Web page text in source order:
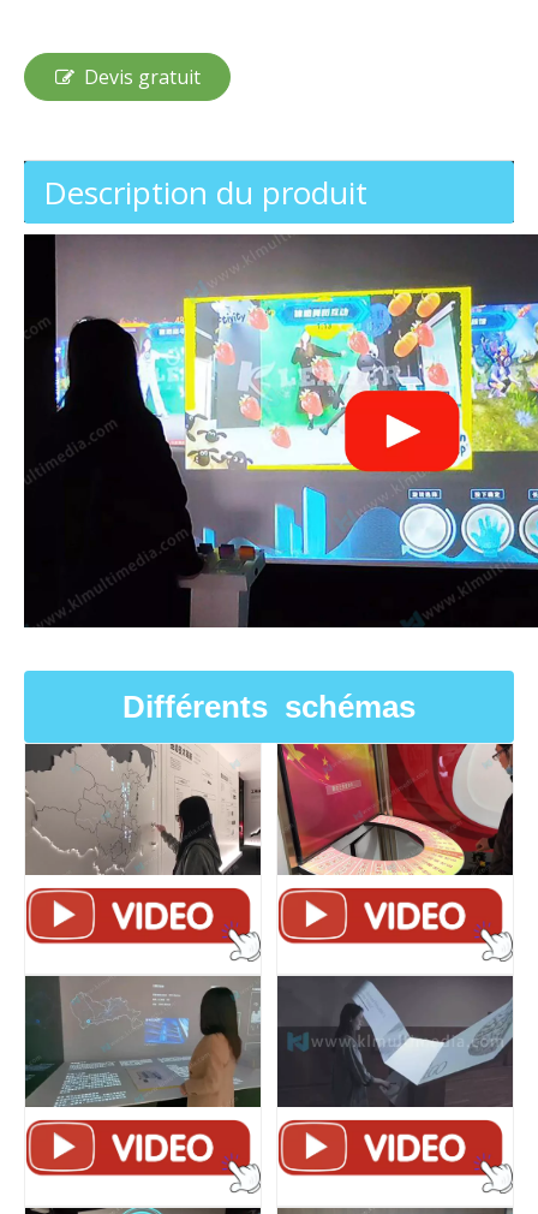
Devis gratuit
Description du produit
Différents schémas